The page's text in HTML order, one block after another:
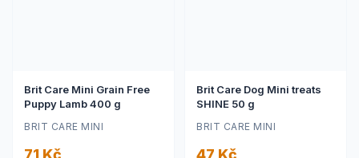
Brit Care Mini Grain Free
Puppy Lamb 400 g
BRIT CARE MINI
71 Kč
Brit Care Dog Mini treats
SHINE 50 g
BRIT CARE MINI
47 Kč